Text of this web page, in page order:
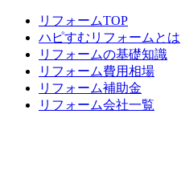
リフォームTOP
ハピすむリフォームとは
リフォームの基礎知識
リフォーム費用相場
リフォーム補助金
リフォーム会社一覧